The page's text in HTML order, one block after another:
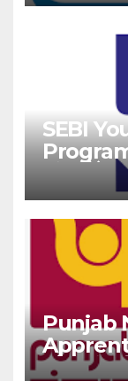
SEBI
‘यंग
Punjab